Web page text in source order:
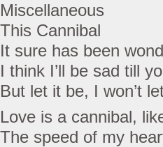
Miscellaneous
This Cannibal
It sure has been
I think I’ll be sad till
But let it be, I won’t
Love is a cannibal,
The speed of my